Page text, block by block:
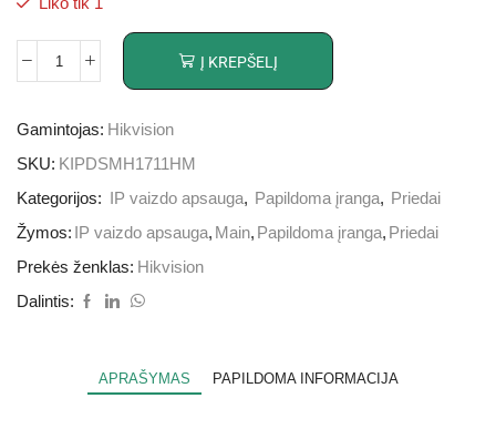
Į KREPŠELĮ
Gamintojas: Hikvision
SKU: KIPDSMH1711HM
Kategorijos:
IP vaizdo apsauga, Papildoma įranga, Priedai
Žymos: IP vaizdo apsauga, Main, Papildoma įranga, Priedai
Prekės ženklas: Hikvision
Dalintis:
APRAŠYMAS PAPILDOMA INFORMACIJA